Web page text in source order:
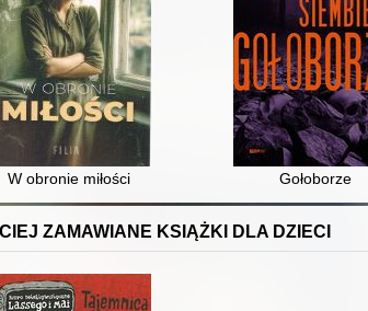
W obronie miłości Gołoborze
ZAMAWIANE KSIĄŻKI DLA DZIECI